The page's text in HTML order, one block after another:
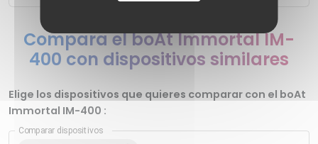
Compara el boAt Immortal IM-
400 con dispositivos similares
Elige los dispositivos que quieres comparar con el boAt
Immortal IM-400 :
Comparar dispositivos